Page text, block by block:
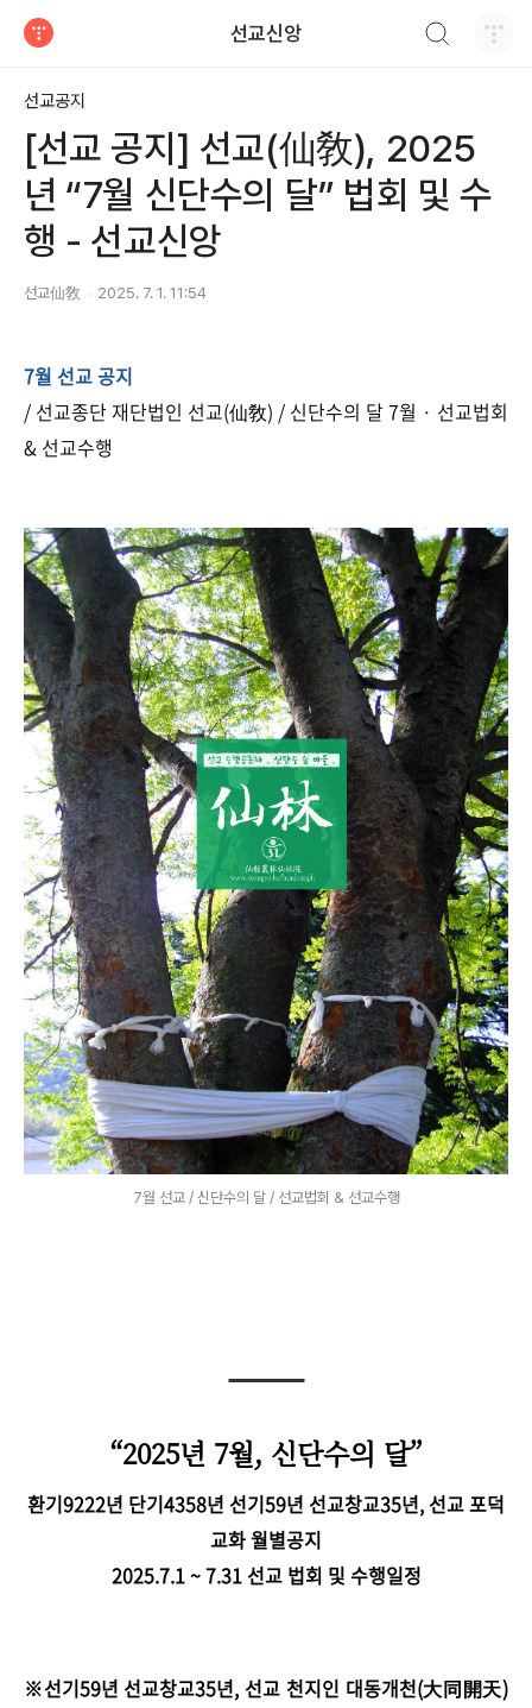
선교신앙
선교공지
[선교 공지] 선교(仙敎), 2025
년 “7월 신단수의 달” 법회 및 수
행 - 선교신앙
선교仙敎 2025. 7. 1. 11:54
7월 선교 공지
/ 선교종단 재단법인 선교(仙敎) / 신단수의 달 7월 · 선교법회
& 선교수행
7월 선교 / 신단수의 달 / 선교법회 & 선교수행
“2025년 7월, 신단수의 달”
환기9222년 단기4358년 선기59년 선교창교35년, 선교 포덕
교화 월별공지
2025.7.1 ~ 7.31 선교 법회 및 수행일정
※선기59년 선교창교35년, 선교 천지인 대동개천(大同開天)